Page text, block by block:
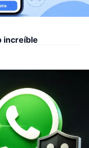
increíble